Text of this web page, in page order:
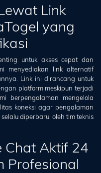
Link
yang
untuk akses cepat dan
menyediakan link alternatif
Link ini dirancang untuk
platform meskipun terjadi
berpengalaman mengelola
koneksi agar pengalaman
diperbarui oleh tim teknis
Chat Aktif 24
Profesional